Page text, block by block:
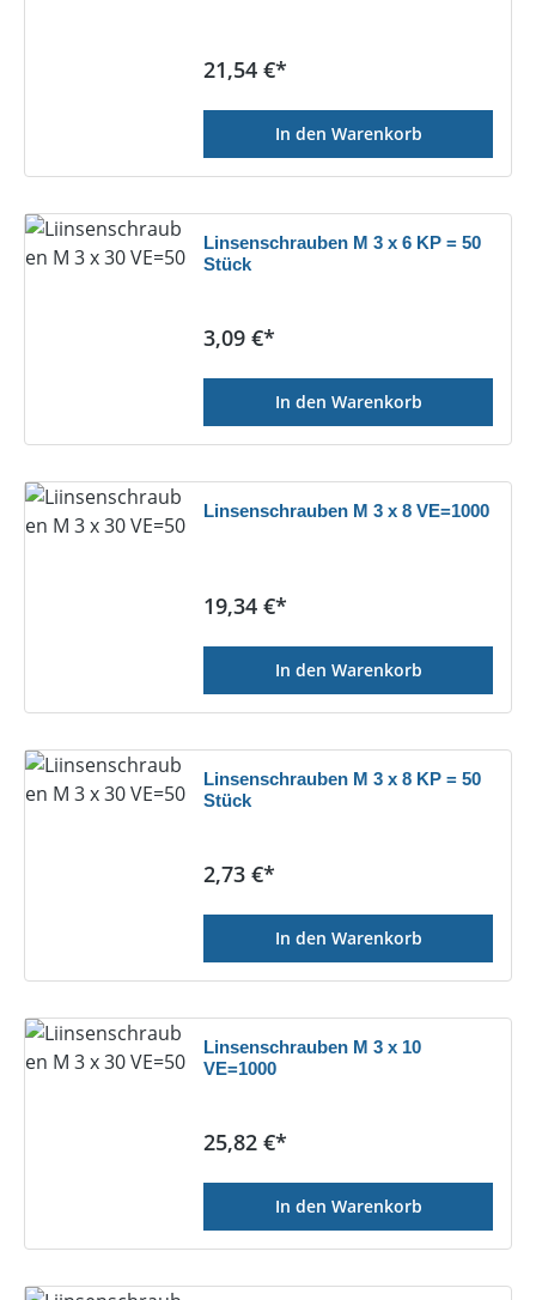
Regulärer Preis:
21,54 €*
In den Warenkorb
Linsenschrauben M 3 x 6 KP = 50
Stück
Regulärer Preis:
3,09 €*
In den Warenkorb
Linsenschrauben M 3 x 8 VE=1000
Regulärer Preis:
19,34 €*
In den Warenkorb
Linsenschrauben M 3 x 8 KP = 50
Stück
Regulärer Preis:
2,73 €*
In den Warenkorb
Linsenschrauben M 3 x 10
VE=1000
Regulärer Preis:
25,82 €*
In den Warenkorb